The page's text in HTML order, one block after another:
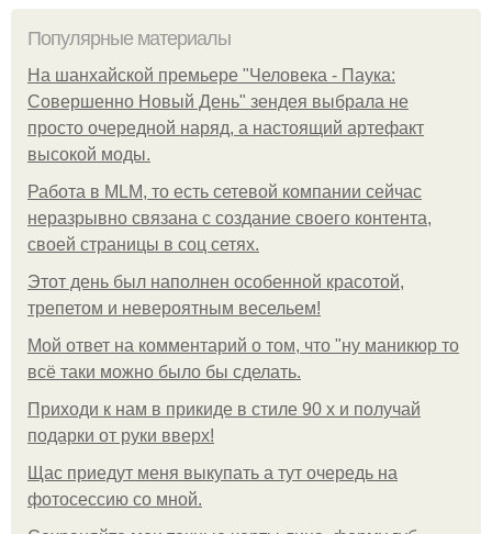
Популярные материалы
На шанхайской премьере "Человека - Паука:
Совершенно Новый День" зендея выбрала не
просто очередной наряд, а настоящий артефакт
высокой моды.
Работа в MLM, то есть сетевой компании сейчас
неразрывно связана с создание своего контента,
своей страницы в соц сетях.
Этот день был наполнен особенной красотой,
трепетом и невероятным весельем!
Мой ответ на комментарий о том, что "ну маникюр то
всё таки можно было бы сделать.
Приходи к нам в прикиде в стиле 90 х и получай
подарки от руки вверх!
Щас приедут меня выкупать а тут очередь на
фотосессию со мной.